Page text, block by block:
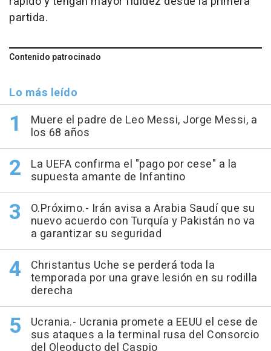
partida.
Contenido patrocinado
Lo más leído
Muere el padre de Leo Messi, Jorge Messi, a
los 68 años
La UEFA confirma el "pago por cese" a la
supuesta amante de Infantino
O.Próximo.- Irán avisa a Arabia Saudí que su
nuevo acuerdo con Turquía y Pakistán no va
a garantizar su seguridad
Christantus Uche se perderá toda la
temporada por una grave lesión en su rodilla
derecha
Ucrania.- Ucrania promete a EEUU el cese de
sus ataques a la terminal rusa del Consorcio
del Oleoducto del Caspio